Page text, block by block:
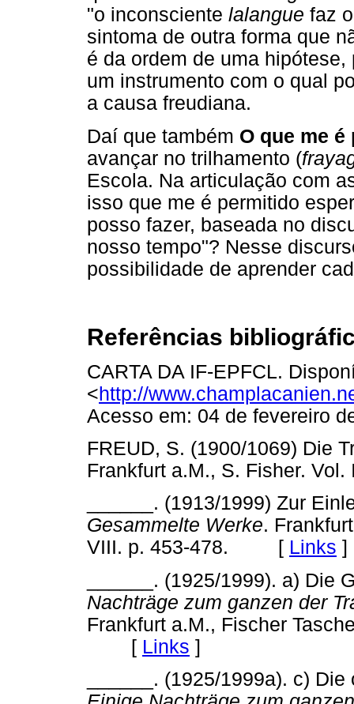
"o inconsciente lalangue faz
sintoma de outra forma que
é da ordem de uma
um instrumento com o qual
a causa freudiana.
Daí que também O que me
avançar no trilhamento (
Escola. Na articulação com
isso que me é permitido
posso fazer, baseada no
nosso tempo"? Nesse
possibilidade de aprender
Referências
CARTA DA IF-EPFCL.
<http://
Acesso em: 04 de
FREUD, S. (1900/1069) Die
Frankfurt a.M., S. Fisher.
______. (1913/1999) Zur
Gesammelte Werke.
VIII. p. 453-478. [ Links ]
______. (1925/1999). a) Die
Nachträge zum ganzen der
Frankfurt a.M., Fischer
[ Links ]
______. (1925/1999a). c)